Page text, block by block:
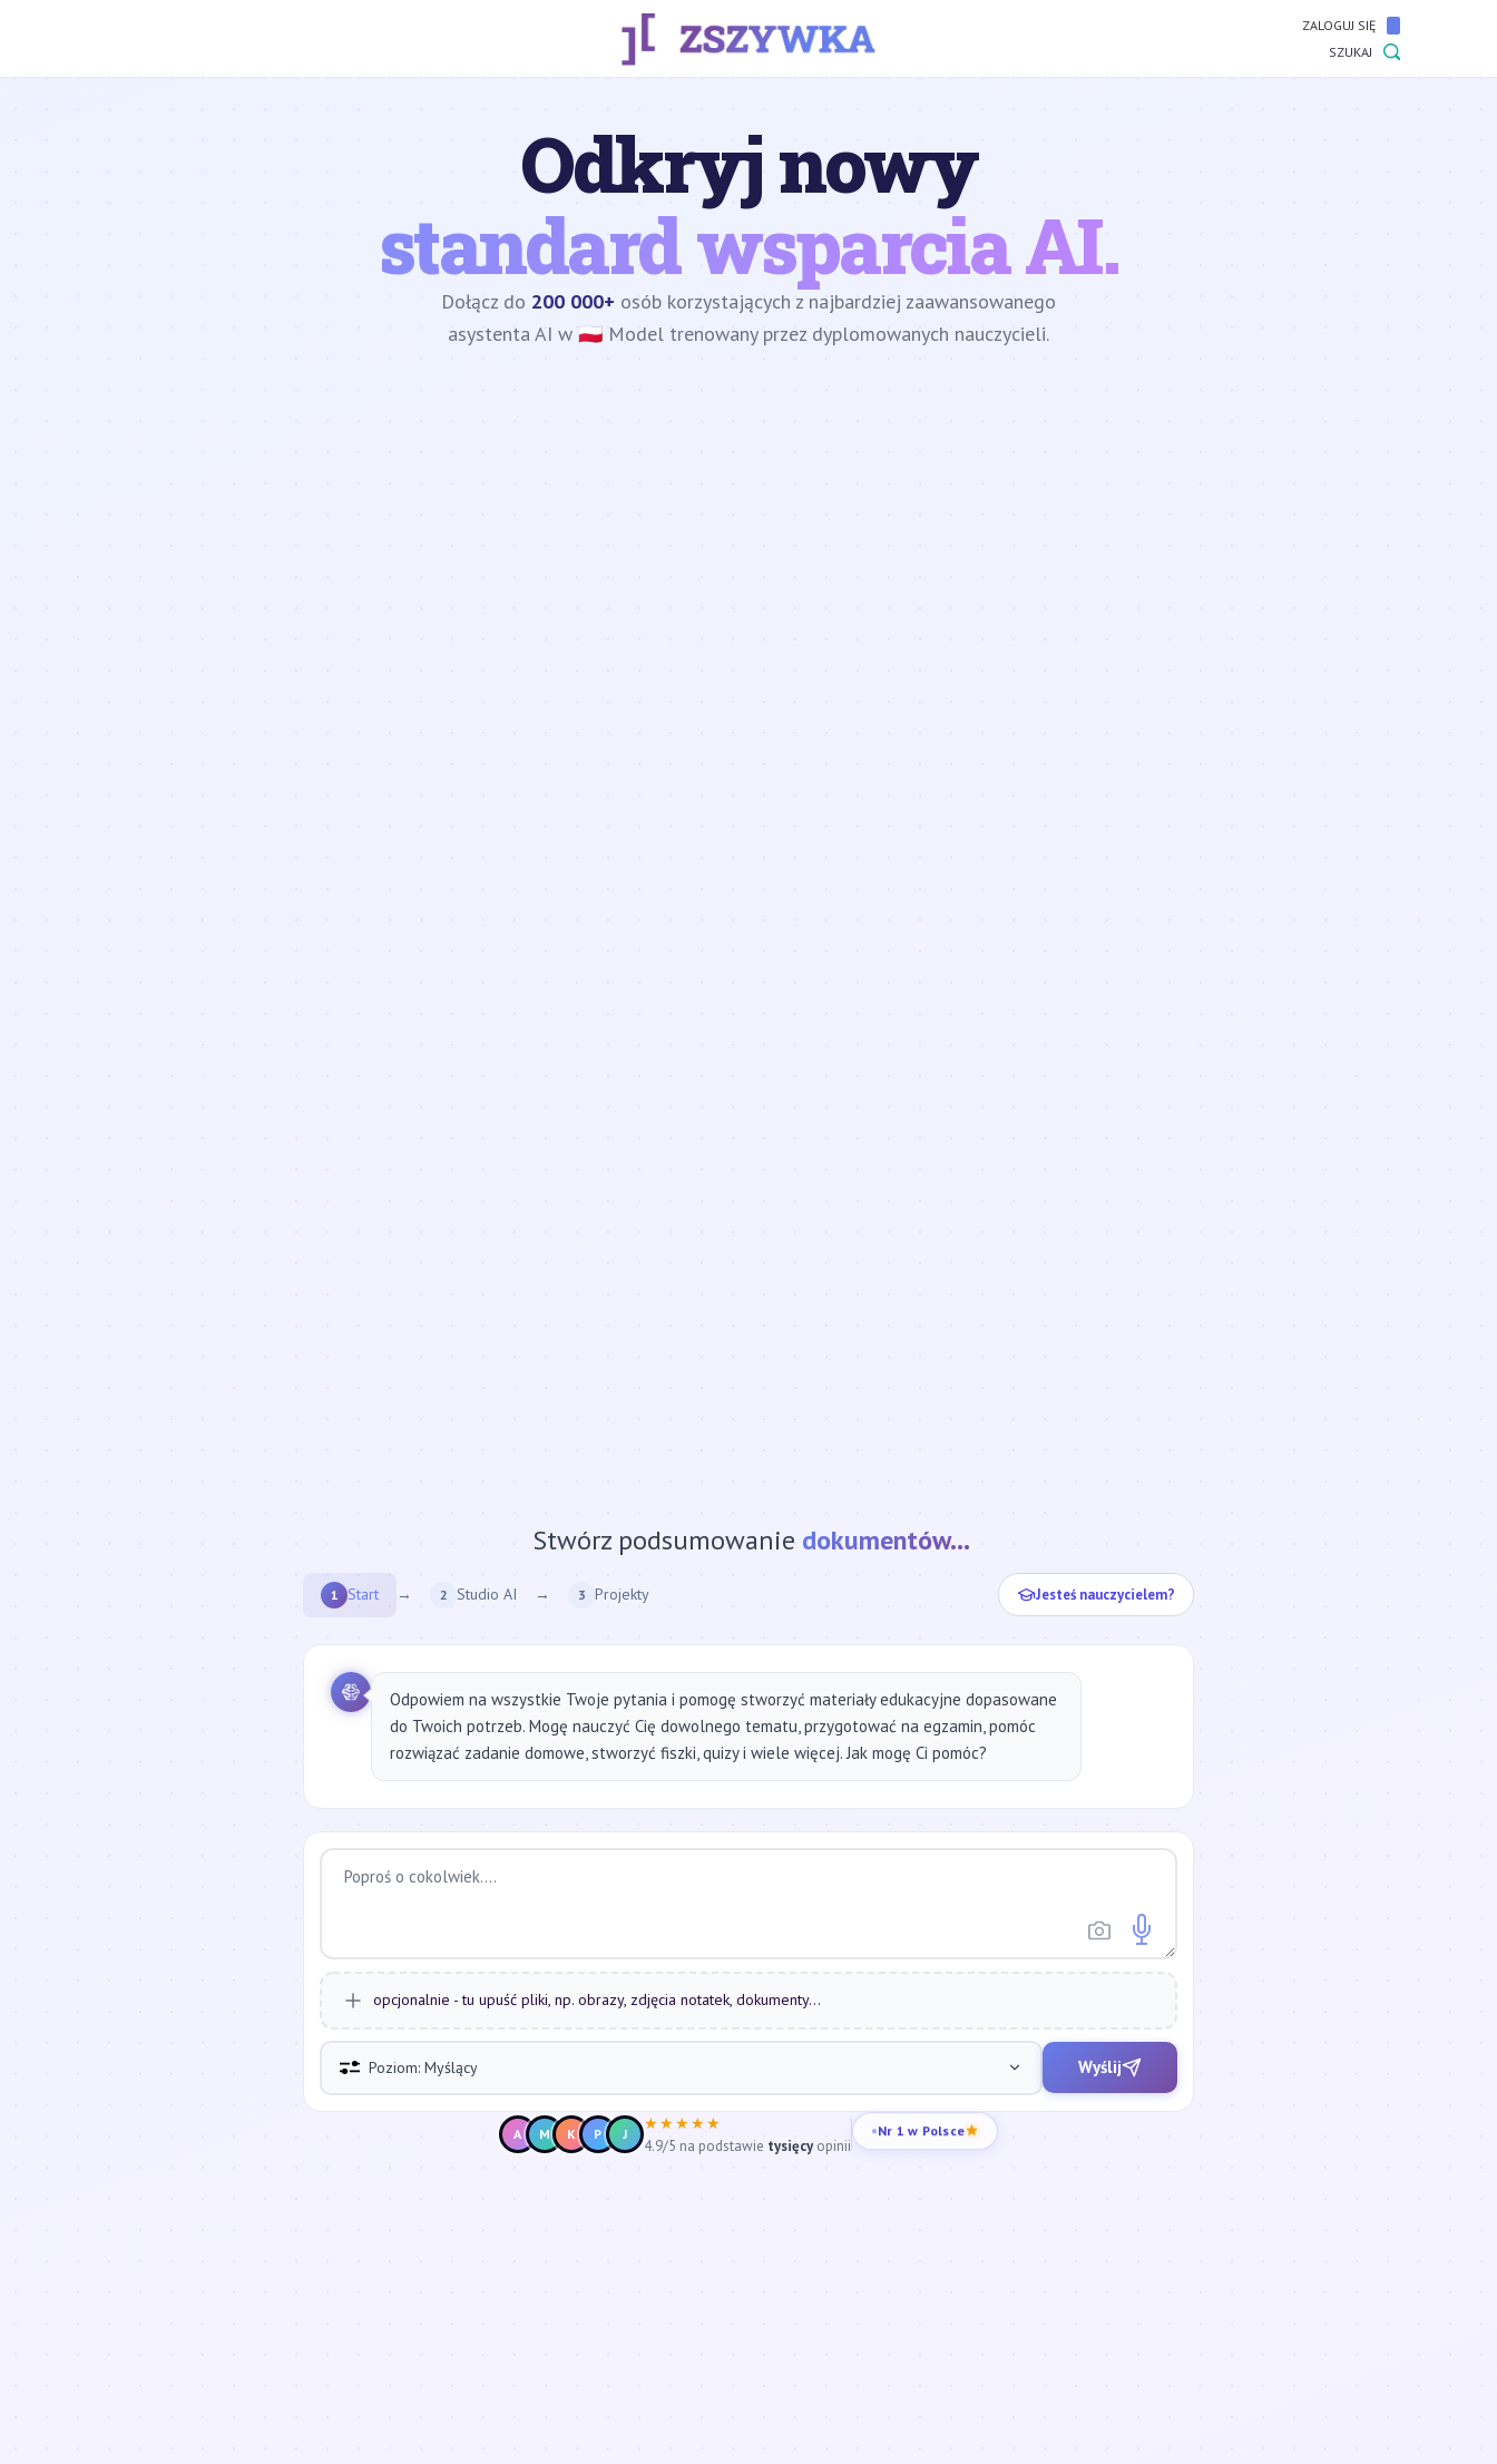
ZALOGUJ SIĘ
SZUKAJ
Odkryj nowy
standard wsparcia AI.
Dołącz do 200 000+ osób korzystających z najbardziej zaawansowanego
asystenta AI w 🇵🇱 Model trenowany przez dyplomowanych nauczycieli.
Stwórz podsumowanie strony internetowej...
1 Start → 2 Studio AI → 3 Projekty Jesteś nauczycielem?
Odpowiem na wszystkie Twoje pytania i pomogę stworzyć materiały edukacyjne dopasowane
do Twoich potrzeb. Mogę nauczyć Cię dowolnego tematu, przygotować na egzamin, pomóc
rozwiązać zadanie domowe, stworzyć fiszki, quizy i wiele więcej. Jak mogę Ci pomóc?
opcjonalnie - tu upuść pliki, np. obrazy, zdjęcia notatek, dokumenty...
Poziom: Myślący Wyślij
A M K P J
★★★★★
4.9/5 na podstawie tysięcyopinii
Nr 1 w Polsce